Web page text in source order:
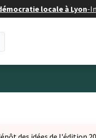
locale à Lyon-